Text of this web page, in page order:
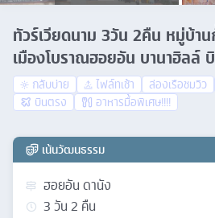
ทัวร์เวียดนาม 3วัน 2คืน หมู่บ้า
เมืองโบราณฮอยอัน บานาฮิลล์
กลับบ่าย ไฟล์ทเช้า ล่องเรือชมวิว
บินตรง
อาหารมื้อพิเศษ!!!!
เน้นวัฒนธรรม
ฮอยอัน ดานัง
3วัน2 คืน